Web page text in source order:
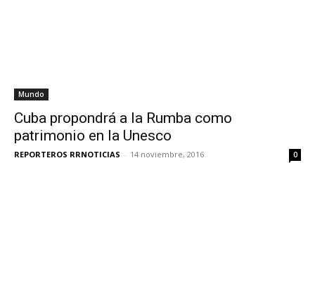
Mundo
Cuba propondrá a la Rumba como
patrimonio en la Unesco
REPORTEROS RRNOTICIAS - 14 noviembre, 2016 0